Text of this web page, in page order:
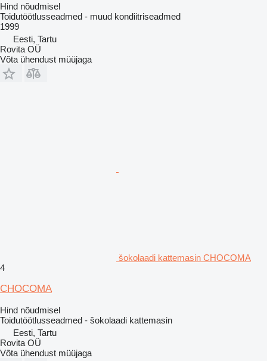
Hind nõudmisel
Toidutöötlusseadmed - muud kondiitriseadmed
1999
Eesti, Tartu
Rovita OÜ
Võta ühendust müüjaga
šokolaadi kattemasin CHOCOMA
4
CHOCOMA
Hind nõudmisel
Toidutöötlusseadmed - šokolaadi kattemasin
Eesti, Tartu
Rovita OÜ
Võta ühendust müüjaga